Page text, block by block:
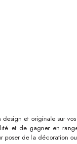
et originale sur
et de gagner en
poser de la décoration